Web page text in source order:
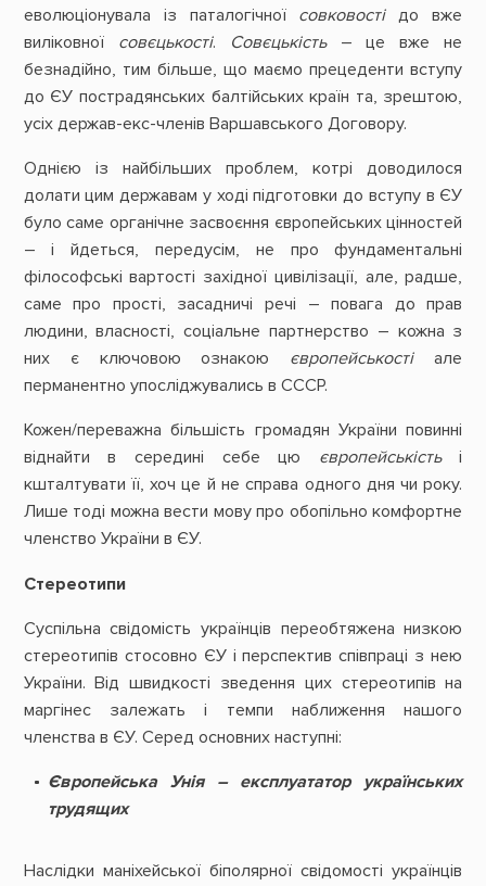
еволюціонувала із паталогічної совковостідо вже
виліковної совєцькості. Совєцькість– це вже не
безнадійно, тим більше, що маємо прецеденти вступу
до ЄУ пострадянських балтійських країн та, зрештою,
усіх держав-екс-членів Варшавського Договору.
Однією із найбільших проблем, котрі доводилося
долати цим державам у ході підготовки до вступу в ЄУ
було саме органічне засвоєння європейських цінностей
– і йдеться, передусім, не про фундаментальні
філософські вартості західної цивілізації, але, радше,
саме про прості, засадничі речі – повага до прав
людини, власності, соціальне партнерство – кожна з
них є ключовою ознакою європейськостіале
перманентно упосліджувались в СССР.
Кожен/переважна більшість громадян України повинні
віднайти в середині себе цю європейськістьі
кшталтувати її, хоч це й не справа одного дня чи року.
Лише тоді можна вести мову про обопільно комфортне
членство України в ЄУ.
Стереотипи
Суспільна свідомість українців переобтяжена низкою
стереотипів стосовно ЄУ і перспектив співпраці з нею
України. Від швидкості зведення цих стереотипів на
маргінес залежать і темпи наближення нашого
членства в ЄУ. Серед основних наступні:
Європейська Унія – експлуататор українських
трудящих
Наслідки маніхейської біполярної свідомості українців